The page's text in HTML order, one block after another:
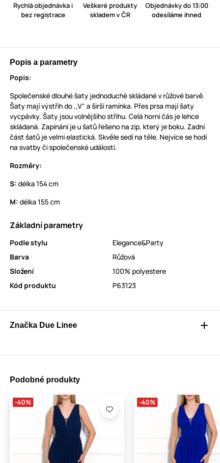
Rychlá objednávka i
bez registrace
Veškeré produkty
skladem v ČR
Objednávky do 13:00
odesíláme ihned
Popis a parametry
Popis:
Společenské dlouhé šaty jednoduché skládané v růžové barvě.
Šaty mají výstřih do ,,V" a širší ramínka. Přes prsa mají šaty
vycpávky. Šaty jsou volnějšího střihu. Celá horní čás je lehce
skládaná. Zapínání je u šatů řešeno na zip, který je boku. Zadní
část šatů je velmi elastická. Skvěle sedí na těle. Nejvíce se hodí
na svatby či společenské události.
Rozměry:
S: délka 154 cm
M: délka 155 cm
Základní parametry
Podle stylu
Elegance&Party
Barva
Růžová
Složení
100% polyestere
Kód produktu
P63123
Značka Due Linee
Podobné produkty
-40% -40%